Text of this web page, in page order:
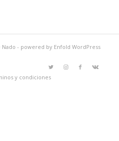
- powered by Enfold WordPress
y condiciones